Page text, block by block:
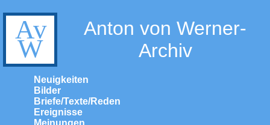
Anton von Werner-
Archiv
Neuigkeiten
Bilder
Briefe/Texte/Reden
Ereignisse
Meinungen